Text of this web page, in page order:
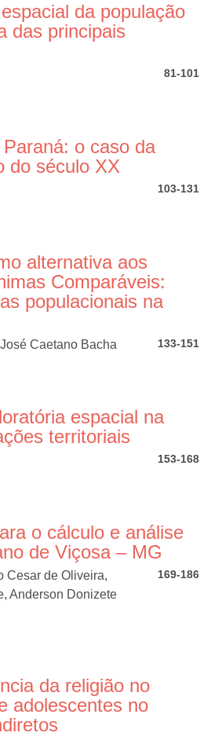
da população
das principais
81-101
o caso da
do século XX
103-131
alternativa aos
Comparáveis:
populacionais na
Caetano Bacha 133-151
espacial na
territoriais
153-168
o cálculo e análise
de Viçosa – MG
Cesar de Oliveira,
Anderson Donizete
169-186
da religião no
adolescentes no